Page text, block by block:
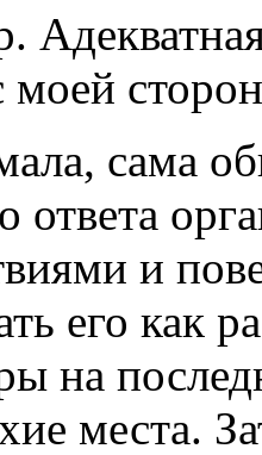
сама
ответа
и
его как
на
места.